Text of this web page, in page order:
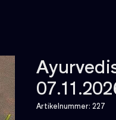
Artikelnummer: 227